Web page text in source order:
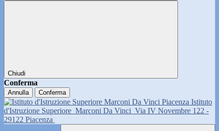
Chiudi
Conferma
Annulla Conferma
Istituto
d'Istruzione Superiore Marconi Da Vinci Via IV Novembre 122 -
29122 Piacenza